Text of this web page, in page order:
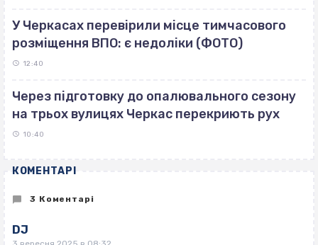
У Черкасах перевірили місце тимчасового
розміщення ВПО: є недоліки (ФОТО)
12:40
Через підготовку до опалювального сезону
на трьох вулицях Черкас перекриють рух
10:40
КОМЕНТАРІ
3 Коментарі
DJ